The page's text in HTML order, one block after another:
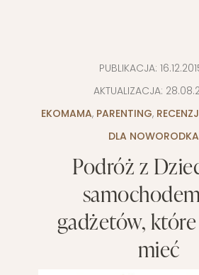
PUBLIKACJA:
AKTUALIZACJA:
EKOMAMA, PARENTING,
DLA NOWORODKA
Podróż z
gadżetów,
mieć